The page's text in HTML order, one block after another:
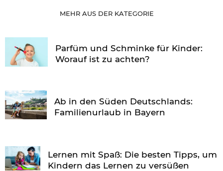
MEHR AUS DER KATEGORIE
Parfüm und Schminke für Kinder:
Worauf ist zu achten?
Ab in den Süden Deutschlands:
Familienurlaub in Bayern
Lernen mit Spaß: Die besten Tipps, um
Kindern das Lernen zu versüßen